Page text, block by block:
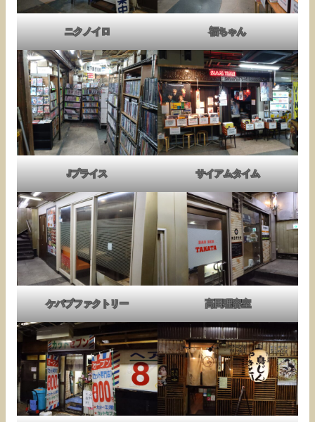
ニクノイロ 福ちゃん
Jプライス サイアムタイム
ケバブファクトリー 高田理容室